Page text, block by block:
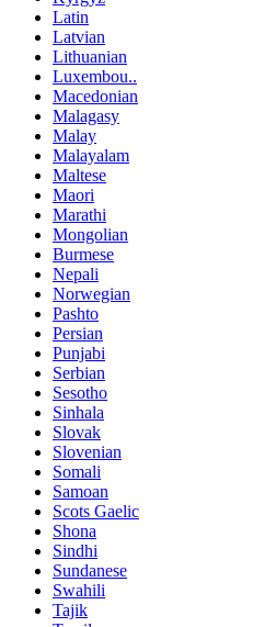
Latin
Latvian
Lithuanian
Luxembou..
Macedonian
Malagasy
Malay
Malayalam
Maltese
Maori
Marathi
Mongolian
Burmese
Nepali
Norwegian
Pashto
Persian
Punjabi
Serbian
Sesotho
Sinhala
Slovak
Slovenian
Somali
Samoan
Scots Gaelic
Shona
Sindhi
Sundanese
Swahili
Tajik